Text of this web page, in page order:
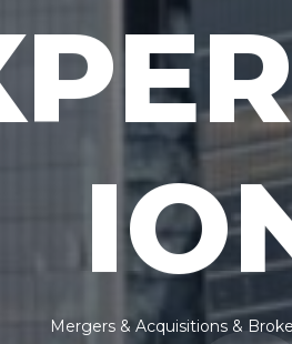
Mergers & Acquisitions &